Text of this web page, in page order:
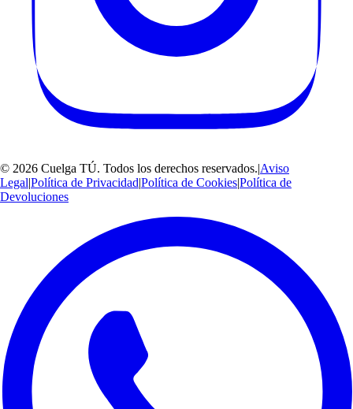
© 2026 Cuelga TÚ. Todos los derechos reservados. Aviso
LegalPolítica de PrivacidadPolítica de CookiesPolítica de
Devoluciones